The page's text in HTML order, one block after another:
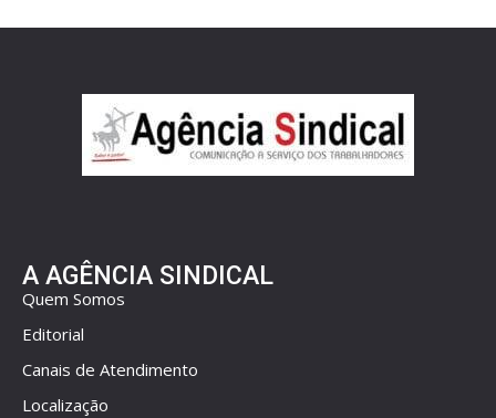
A AGÊNCIA SINDICAL
Quem Somos
Editorial
Canais de Atendimento
Localização